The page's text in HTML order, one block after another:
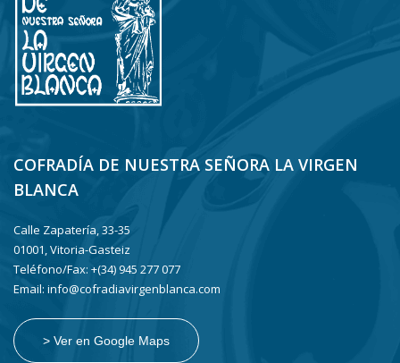
COFRADÍA DE NUESTRA SEÑORA LA VIRGEN
BLANCA
Calle Zapatería, 33-35
01001, Vitoria-Gasteiz
Teléfono/Fax: +(34) 945 277 077
Email: info@cofradiavirgenblanca.com
> Ver en Google Maps